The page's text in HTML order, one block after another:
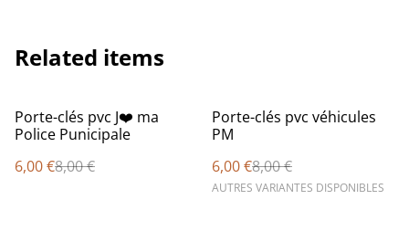
Related items
%
Porte-clés pvc J❤️ ma
Police Punicipale
6,00 €8,00 €
%
Porte-clés pvc véhicules
PM
6,00 €8,00 €
AUTRES VARIANTES DISPONIBLES